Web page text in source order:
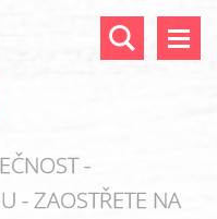
-
- ZAOSTŘETE NA